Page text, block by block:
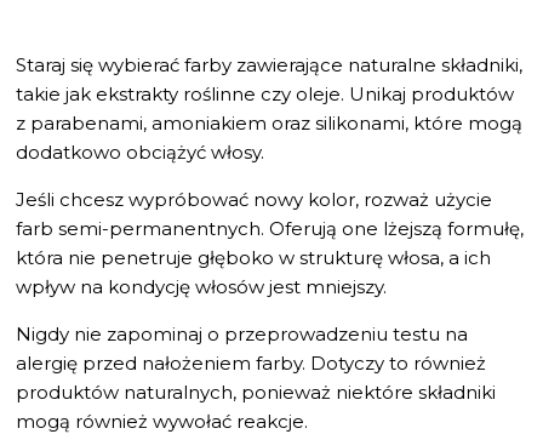
Staraj się wybierać farby zawierające naturalne składniki,
takie jak ekstrakty roślinne czy oleje. Unikaj produktów
z parabenami, amoniakiem oraz silikonami, które mogą
dodatkowo obciążyć włosy.
Jeśli chcesz wypróbować nowy kolor, rozważ użycie
farb semi-permanentnych. Oferują one lżejszą formułę,
która nie penetruje głęboko w strukturę włosa, a ich
wpływ na kondycję włosów jest mniejszy.
Nigdy nie zapominaj o przeprowadzeniu testu na
alergię przed nałożeniem farby. Dotyczy to również
produktów naturalnych, ponieważ niektóre składniki
mogą również wywołać reakcje.